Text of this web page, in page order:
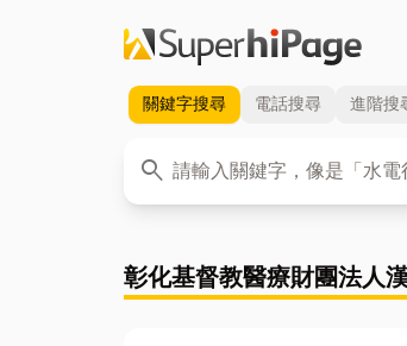
關鍵字搜尋 電話搜尋 進階搜
search
關鍵字
彰化基督教醫療財團法人